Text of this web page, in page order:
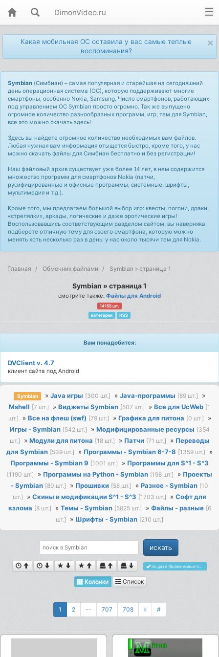
DimonVideo.ru
×
Какая мобильная ОС оставила у вас самые теплые
воспоминания?
Symbian (Симбиан) – самая популярная и старейшая на сегодняшний
день операционная система (ОС), которую поддерживают многие
смартфоны, особенно Nokia, Samsung. Число смартфонов, работающих
под управлением ОС Symbian просто огромно. Так же выпущено
огромное количество разнообразных программ, игр, тем для Symbian,
все это можно скачать здесь!
Здесь вы найдете огромное количество необходимых вам файлов.
Любая нужная вам информация отыщется быстро, кроме того, у нас
можно скачать файлы для Симбиан бесплатно и без регистрации!
Наш файловый архив существует уже более 14 лет, в нем содержится
множество программ для смартфонов Nokia (патчи,
русифицированные и офисные программы, системные, шрифты,
мультимедия и т.д.).
Кроме того, мы предлагаем большой выбор игр: квесты, погони, драки,
«стрелялки», аркады, логические и даже эротические игры!
Воспользовавшись соответствующим разделом сайтом, вы наверняка
подберете отличную тему для своего смартфона, которую можно
менять хоть несколько раз в день: у нас около тысячи тем для Nokia.
Главная Обменник файлами Symbian » страница 1
Symbian » страница 1
смотрите также: Файлы для Android
14155 шт.
категории
RSS
Вам понадобится:
DVClient v. 4.7
клиент сайта под Android
Symbian » Java игры [300 шт.] » Java-программы [89 шт.] »
Mshell [7 шт.] » Виджеты Symbian [507 шт.] » Все для UcWeb [1
шт.] » Все на флеш (swf) [79 шт.] » Графика для питона [0 шт.] »
Игры - Symbian [542 шт.] » Модифицированные ресурсы [354
шт.] » Модули для питона [18 шт.] » Патчи [71 шт.] » Переводы
для Symbian [539 шт.] » Программы - Symbian 6-7-8 [1359 шт.] »
Программы - Symbian 9 [1001 шт.] » Программы для S^1 - S^3
[1190 шт.] » Программы на Python - Symbian [198 шт.] » Проекты
- Symbian [80 шт.] » Прошивки [58 шт.] » Разное - Symbian [10
шт.] » Скины и модификации S^1 - S^3 [1703 шт.] » Софт для
взлома [8 шт.] » Темы - Symbian [5825 шт.] » Файлы - разные [6
шт.] » Шрифты - Symbian [210 шт.]
по дате (более новые первыми)
Колонки Список
1 2 -- 707 708 » #